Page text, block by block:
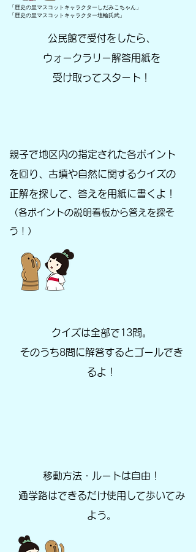
「歴史の里マスコットキャラクターしだみこちゃん」
「歴史の里マスコットキャラクター埴輪氏武」
公民館で受付をしたら、
ウォークラリー解答用紙を
受け取ってスタート！
親子で地区内の指定された各ポイント
を回り、古墳や自然に関するクイズの
正解を探して、答えを用紙に書くよ！
（各ポイントの説明看板から答えを探そ
う！）
クイズは全部で13問。
そのうち8問に解答するとゴールでき
るよ！
移動方法・ルートは自由！
通学路はできるだけ使用して歩いてみ
よう。